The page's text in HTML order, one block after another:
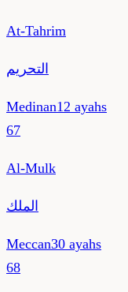
At-Tahrim
التحريم
Medinan12 ayahs
67
Al-Mulk
الملك
Meccan30 ayahs
68